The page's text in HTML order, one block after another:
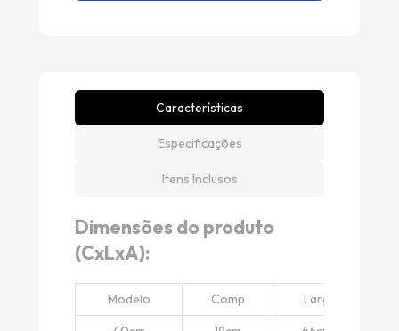
Características
Especificações
Itens Inclusos
Dimensões do produto
(CxLxA):
Modelo Comp Larg